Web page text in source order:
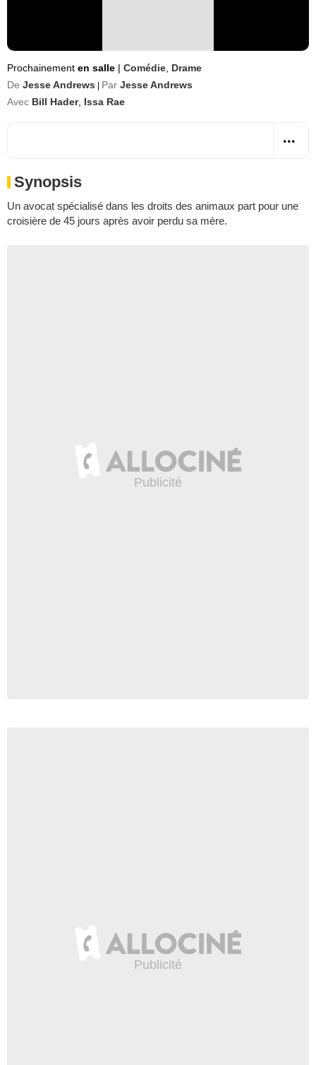
Prochainement en salle | Comédie Drame
De Jesse Andrews Par Jesse Andrews
Avec Bill Hader, Issa Rae
Synopsis
Un avocat spécialisé dans les droits des animaux part pour une
croisière de 45 jours après avoir perdu sa mère.